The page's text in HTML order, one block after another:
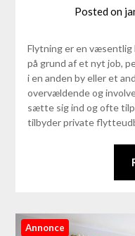
Posted on
Flytning er en væsentlig
på grund af et nyt job,
i en anden by eller et
overvældende og
sætte sig ind og ofte
tilbyder private
Annonce